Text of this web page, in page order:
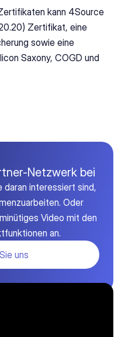
kann 4Source
Zertifikat, eine
sowie eine
Saxony, COGD und
Netzwerk bei
daran interessiert sind,
Oder
Video mit den
an.
uns